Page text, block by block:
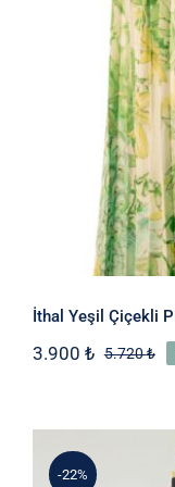
İthal Yeşil Çiçekli
5.720₺
3.900 ₺
Şu
-22%